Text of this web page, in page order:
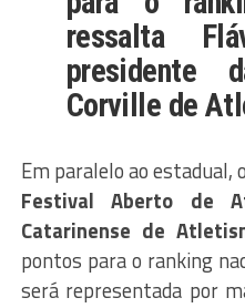
ressalta
presidente
Corville de
Em paralelo ao
Festival Aberto de
Catarinense de
pontos para o ranking
será representada por